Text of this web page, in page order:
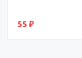
55 ₽